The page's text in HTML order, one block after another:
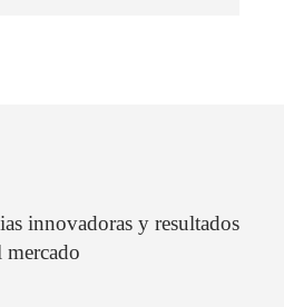
innovadoras y resultados
mercado